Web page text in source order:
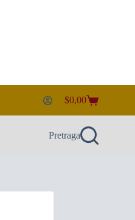
Košarica
$0,00
Pretraga